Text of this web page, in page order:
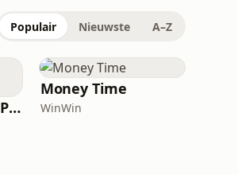
Populair Nieuwste A–Z
Thomas Guenter Podcast
Money Time
WinWin